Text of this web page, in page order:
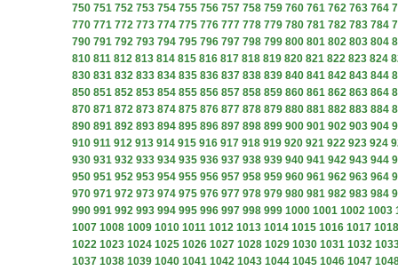
750 751 752 753 754 755 756 757 758 759 760 761 762 763 764
770 771 772 773 774 775 776 777 778 779 780 781 782 783 784
790 791 792 793 794 795 796 797 798 799 800 801 802 803 804
810 811 812 813 814 815 816 817 818 819 820 821 822 823 824
830 831 832 833 834 835 836 837 838 839 840 841 842 843 844
850 851 852 853 854 855 856 857 858 859 860 861 862 863 864
870 871 872 873 874 875 876 877 878 879 880 881 882 883 884
890 891 892 893 894 895 896 897 898 899 900 901 902 903 904
910 911 912 913 914 915 916 917 918 919 920 921 922 923 924
930 931 932 933 934 935 936 937 938 939 940 941 942 943 944
950 951 952 953 954 955 956 957 958 959 960 961 962 963 964
970 971 972 973 974 975 976 977 978 979 980 981 982 983 984
990 991 992 993 994 995 996 997 998 999 1000 1001 1002 1003
1007 1008 1009 1010 1011 1012 1013 1014 1015 1016 1017 1018
1022 1023 1024 1025 1026 1027 1028 1029 1030 1031 1032
1037 1038 1039 1040 1041 1042 1043 1044 1045 1046 1047